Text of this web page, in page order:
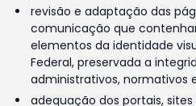
revisão e adaptação das
comunicação que
elementos da identidade
Federal, preservada a
administrativos, normativos
adequação dos portais,